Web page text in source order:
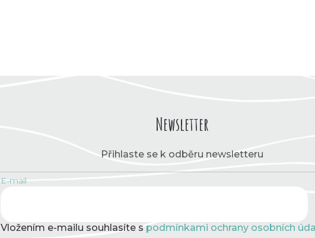
Newsletter
Přihlaste se k odběru newsletteru
E-mail
Vložením e-mailu souhlasíte s podmínkami ochrany osobních